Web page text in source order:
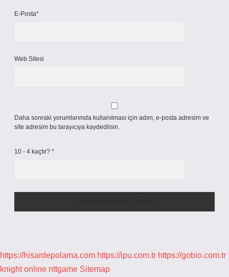
E-Posta*
Web Sitesi
Daha sonraki yorumlarımda kullanılması için adım, e-posta adresim ve
site adresim bu tarayıcıya kaydedilsin.
10 - 4 kaçtır? *
https://hisardepolama.com https://ipu.com.tr https://gobio.com.tr
knight online nttgame Sitemap